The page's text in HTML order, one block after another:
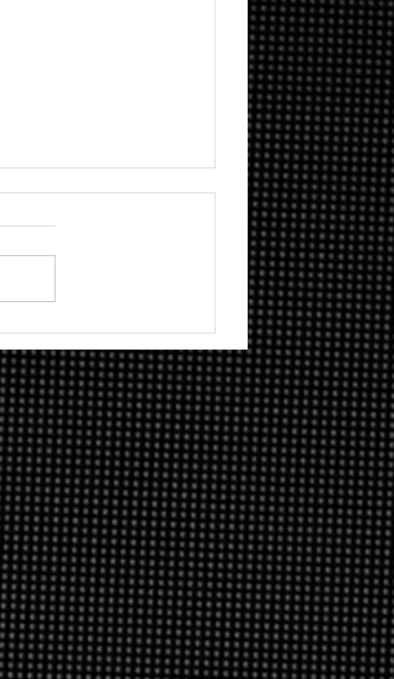
mundo continua
perdendo dinheiro